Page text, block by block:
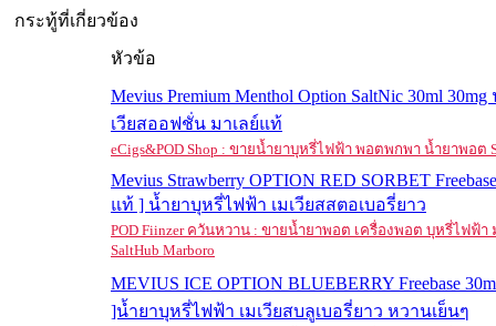
กระทู้ที่เกี่ยวข้อง
หัวข้อ
Mevius Premium Menthol Option SaltNic 30ml
เวียสออฟชั่น มาเลย์แท้
eCigs&POD Shop : ขายน้ำยาบุหรี่ไฟฟ้า พอตพกพา น้ำยาพอต
Mevius Strawberry OPTION RED SORBET
แท้ ] น้ำยาบุหรี่ไฟฟ้า เมเวียสสตอเบอรี่ยาว
POD Fiinzer ควันหวาน : ขายน้ำยาพอต เครื่องพอต บุหรี่ไฟฟ้า
SaltHub Marboro
MEVIUS ICE OPTION BLUEBERRY Freebase
]น้ำยาบุหรี่ไฟฟ้า เมเวียสบลูเบอรี่ยาว หวานเย็นๆ